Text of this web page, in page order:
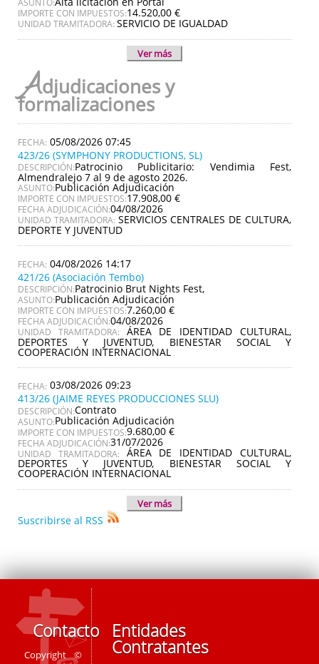
ASUNTO:
IMPORTE CON IMPUESTOS:14.520,00 €
UNIDAD TRAMITADORA: SERVICIO DE IGUALDAD
Ver más
Adjudicaciones y
formalizaciones
05/08/2026 07:45
423/26 (SYMPHONY PRODUCTIONS, SL)
DESCRIPCIÓN:Patrocinio Publicitario: Vendimia Fest,
Almendralejo 7 al 9 de agosto 2026.
ASUNTO:Publicación Adjudicación
IMPORTE CON IMPUESTOS:17.908,00 €
FECHA ADJUDICACIÓN:04/08/2026
UNIDAD TRAMITADORA: SERVICIOS CENTRALES DE CULTURA,
DEPORTE Y JUVENTUD
04/08/2026 14:17
421/26 (Asociación Tembo)
DESCRIPCIÓN:Patrocinio Brut Nights Fest,
ASUNTO:Publicación Adjudicación
IMPORTE CON IMPUESTOS:7.260,00 €
FECHA ADJUDICACIÓN:04/08/2026
UNIDAD TRAMITADORA: ÁREA DE IDENTIDAD CULTURAL,
DEPORTES Y JUVENTUD, BIENESTAR SOCIAL Y
COOPERACIÓN INTERNACIONAL
03/08/2026 09:23
413/26 (JAIME REYES PRODUCCIONES SLU)
DESCRIPCIÓN:Contrato
ASUNTO:Publicación Adjudicación
IMPORTE CON IMPUESTOS:9.680,00 €
FECHA ADJUDICACIÓN:31/07/2026
UNIDAD TRAMITADORA: ÁREA DE IDENTIDAD CULTURAL,
DEPORTES Y JUVENTUD, BIENESTAR SOCIAL Y
COOPERACIÓN INTERNACIONAL
Ver más
Suscribirse al RSS
Contacto
Copyright ©
Entidades
Contratantes